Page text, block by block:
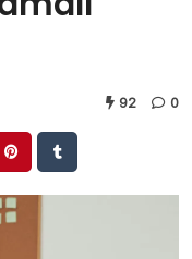
92 0